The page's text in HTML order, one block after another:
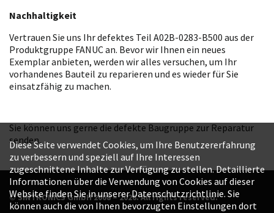
Nachhaltigkeit
Vertrauen Sie uns Ihr defektes Teil A02B-0283-B500 aus der
Produktgruppe FANUC an. Bevor wir Ihnen ein neues
Exemplar anbieten, werden wir alles versuchen, um Ihr
vorhandenes Bauteil zu reparieren und es wieder für Sie
einsatzfähig zu machen.
Sie können uns gerne die defekte Baugruppe zur Reparatur
senden.
© SINTRONICS GmbH 2008 – 2026. All rights reserved.
Diese Seite verwendet Cookies, um Ihre Benutzererfahrung
zu verbessern und speziell auf Ihre Interessen
zugeschnittene Inhalte zur Verfügung zu stellen. Detaillierte
Informationen über die Verwendung von Cookies auf dieser
Website finden Sie in unserer Datenschutzrichtlinie. Sie
können auch die von Ihnen bevorzugten Einstellungen dort